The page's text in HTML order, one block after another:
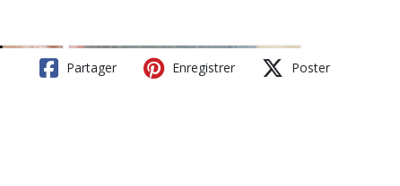
Partager Enregistrer Poster